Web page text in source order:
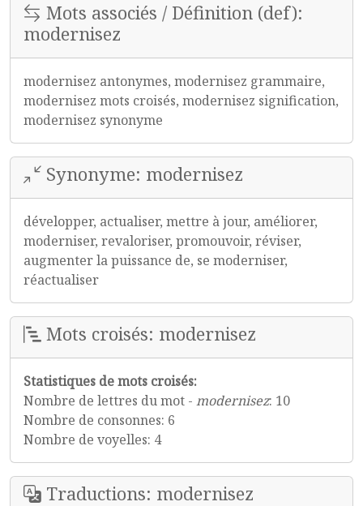
Mots associés / Définition (def):
modernisez
modernisez antonymes, modernisez grammaire,
modernisez mots croisés, modernisez signification,
modernisez synonyme
Synonyme: modernisez
développer, actualiser, mettre à jour, améliorer,
moderniser, revaloriser, promouvoir, réviser,
augmenter la puissance de, se moderniser,
réactualiser
Mots croisés: modernisez
Statistiques de mots croisés:
Nombre de lettres du mot - modernisez: 10
Nombre de consonnes: 6
Nombre de voyelles: 4
Traductions: modernisez